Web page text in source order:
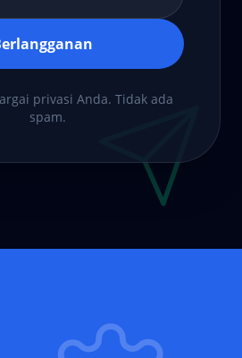
privasi Anda. Tidak ada
spam.